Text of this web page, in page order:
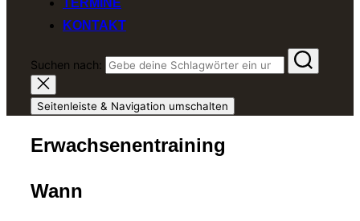
KONTAKT
Suchen nach:
Seitenleiste & Navigation umschalten
Erwachsenentraining
Wann